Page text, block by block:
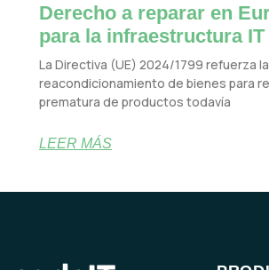
Derecho a reparar en
para la infraestructura IT
La Directiva (UE) 2024/1799 refuerza
reacondicionamiento de bienes para
prematura de productos todavía
LEER MÁS